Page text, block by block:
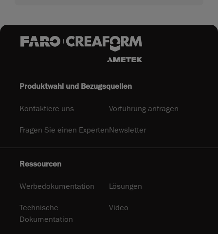
Produktwahl und Bezugsquellen
Kontaktiere uns Vorführung anfragen
Fragen Sie einen ExpertenNewsletter
Ressourcen
Werbedokumentation Lösungen
Technische
Dokumentation
Video